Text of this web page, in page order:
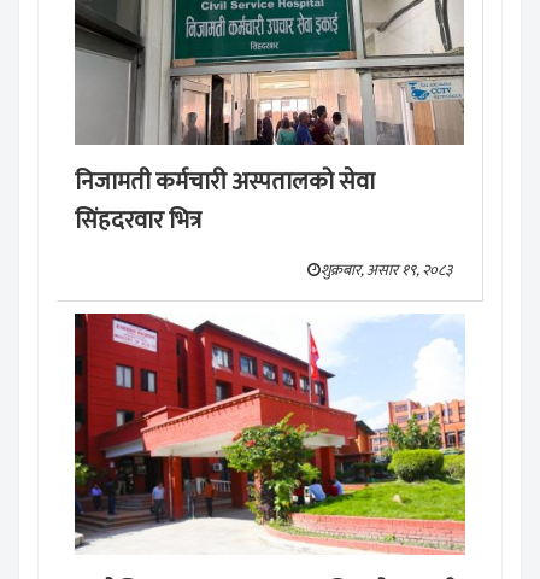
निजामती कर्मचारी अस्पतालको सेवा
सिंहदरवार भित्र
शुक्रबार, असार १९, २०८३